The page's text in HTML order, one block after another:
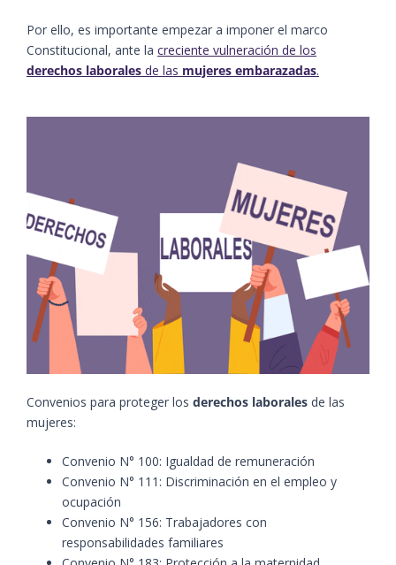
Por ello, es importante empezar a imponer el marco
Constitucional, ante la creciente vulneración de los
derechos laborales de las mujeres embarazadas.
Convenios para proteger los derechos laborales de las
mujeres:
Convenio N° 100: Igualdad de remuneración
Convenio N° 111: Discriminación en el empleo y
ocupación
Convenio N° 156: Trabajadores con
responsabilidades familiares